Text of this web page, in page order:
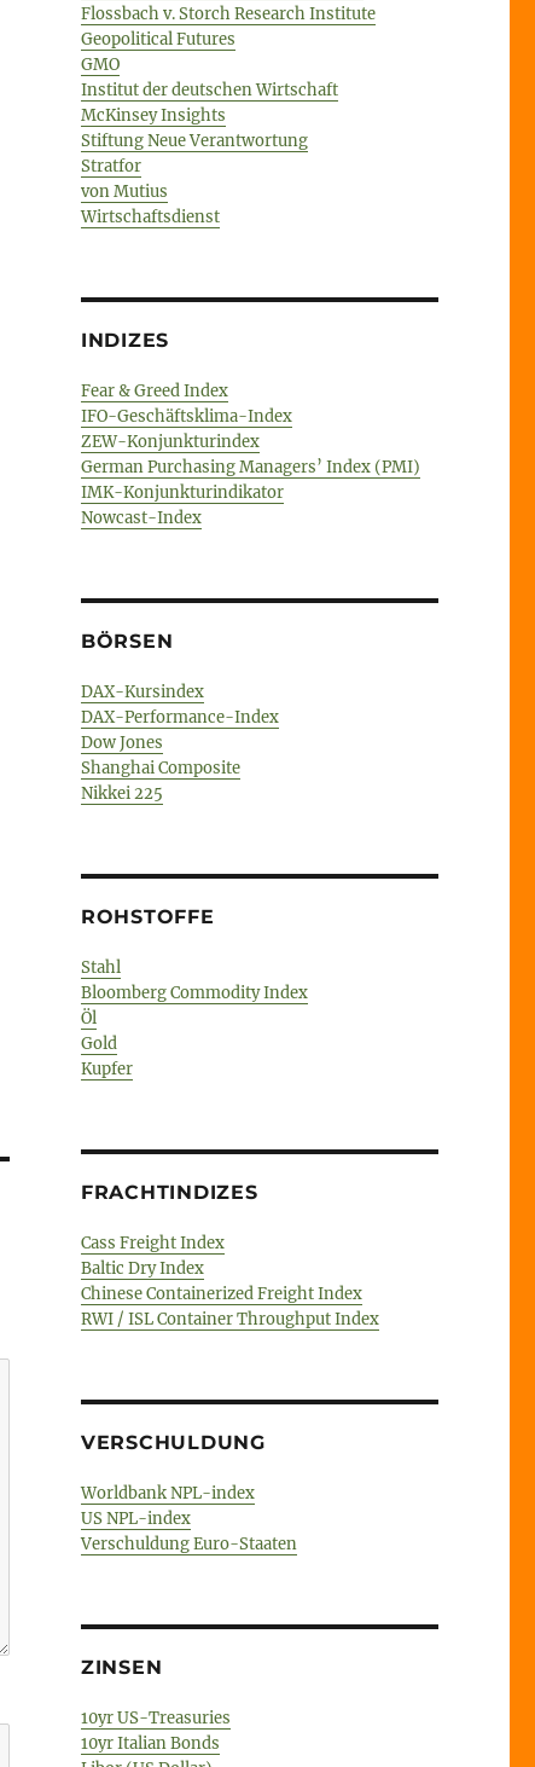
Flossbach v. Storch Research Institute
Geopolitical Futures
GMO
Institut der deutschen Wirtschaft
McKinsey Insights
Stiftung Neue Verantwortung
Stratfor
von Mutius
Wirtschaftsdienst
INDIZES
Fear & Greed Index
IFO-Geschäftsklima-Index
ZEW-Konjunkturindex
German Purchasing Managers’ Index (PMI)
IMK-Konjunkturindikator
Nowcast-Index
BÖRSEN
DAX-Kursindex
DAX-Performance-Index
Dow Jones
Shanghai Composite
Nikkei 225
ROHSTOFFE
Stahl
Bloomberg Commodity Index
Öl
Gold
Kupfer
FRACHTINDIZES
Cass Freight Index
Baltic Dry Index
Chinese Containerized Freight Index
RWI / ISL Container Throughput Index
VERSCHULDUNG
Worldbank NPL-index
US NPL-index
Verschuldung Euro-Staaten
ZINSEN
10yr US-Treasuries
10yr Italian Bonds